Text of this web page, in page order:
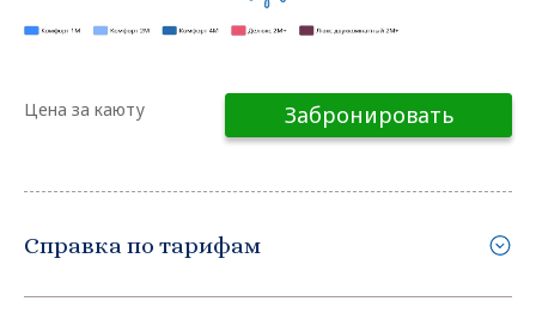
Цена за каюту Забронировать
Справка по тарифам